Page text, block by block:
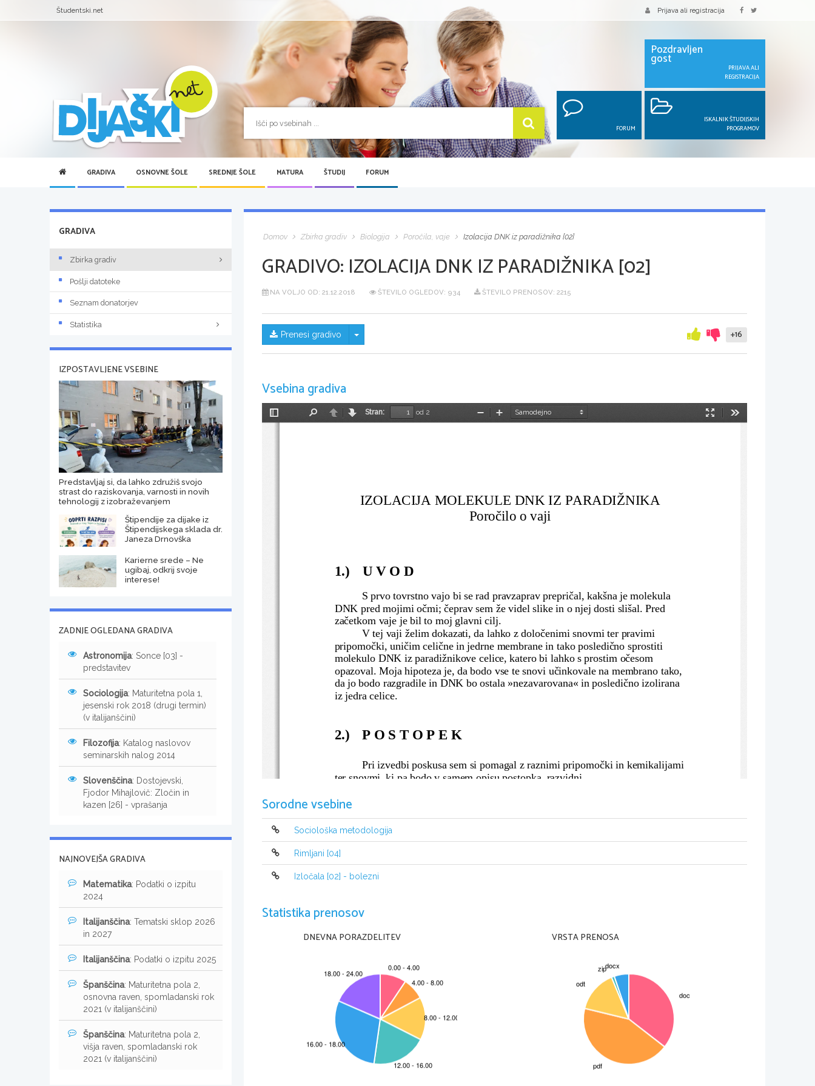
Študentski.net Prijava ali registracija
Pozdravljen
gost
PRIJAVA ALI
REGISTRACIJA
FORUM
ISKALNIK ŠTUDIJSKIH
PROGRAMOV
GRADIVA OSNOVNE ŠOLE SREDNJE ŠOLE MATURA ŠTUDIJ FORUM
Domov Zbirka gradiv Biologija Poročila, vaje Izolacija DNK iz paradižnika [02]
GRADIVO: IZOLACIJA DNK IZ PARADIŽNIKA [02]
NA VOLJO OD: 21.12.2018 ŠTEVILO OGLEDOV: 934 ŠTEVILO PRENOSOV: 2215
Prenesi gradivo Skrij/prikaži meni +16
Vsebina gradiva
Preklopi
NazajNaprej
Stran:
od 2
Način
PomanjšajPovečaj
IZOLACIJA MOLEKULE DNK IZ PARADIŽNIKA
Poročilo o vaji
1.) U V O D
S prvo tovrstno vajo bi se rad pravzaprav prepričal, kakšna je molekula
DNK pred mojimi očmi; čeprav sem že videl slike in o njej dosti slišal. Pred
začetkom vaje je bil to moj glavni cilj.
V tej vaji želim dokazati, da lahko z določenimi snovmi ter pravimi
pripomočki, uničim celične in jedrne membrane in tako posledično sprostiti
molekulo DNK iz paradižnikove celice, katero bi lahko s prostim očesom
opazoval. Moja hipoteza je, da bodo vse te snovi učinkovale na membrano tako,
da jo bodo razgradile in DNK bo ostala »nezavarovana« in posledično izolirana
iz jedra celice.
2.) P O S T O P E K
Pri izvedbi poskusa sem si pomagal z raznimi pripomočki in kemikalijami
ter snovmi, ki pa bodo v samem opisu postopka  razvidni.
smo vsebino dopolnil z
Kaščke paradižnika smo v 2-3 sekundah razbili s
manjše koščke (celice).
20ml pridobljenega ekstrata.
Nato smo zlili 10ml
Ostali material za izvedbo poskusa:
                                                             - skalpel
Sorodne vsebine
Sociološka metodologija
Rimljani [04]
Izločala [02] - bolezni
Statistika prenosov
DNEVNA PORAZDELITEV VRSTA PRENOSA
GRADIVA
Zbirka gradiv
Pošlji datoteke
Seznam donatorjev
Statistika
IZPOSTAVLJENE VSEBINE
Predstavljaj si, da lahko združiš svojo
strast do raziskovanja, varnosti in novih
tehnologij z izobraževanjem
Štipendije za dijake iz
Štipendijskega sklada dr.
Janeza Drnovška
Karierne srede – Ne
ugibaj, odkrij svoje
interese!
ZADNJE OGLEDANA GRADIVA
Astronomija: Sonce [03] -
predstavitev
Sociologija: Maturitetna pola 1,
jesenski rok 2018 (drugi termin)
(v italijanščini)
Filozofija: Katalog naslovov
seminarskih nalog 2014
Slovenščina: Dostojevski,
Fjodor Mihajlovič: Zločin in
kazen [26] - vprašanja
NAJNOVEJŠA GRADIVA
Matematika: Podatki o izpitu
2024
Italijanščina: Tematski sklop 2026
in 2027
Italijanščina: Podatki o izpitu 2025
Španščina: Maturitetna pola 2,
osnovna raven, spomladanski rok
2021 (v italijanščini)
Španščina: Maturitetna pola 2,
višja raven, spomladanski rok
2021 (v italijanščini)